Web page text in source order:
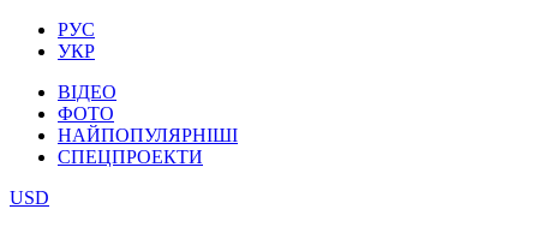
РУС
УКР
ВІДЕО
ФОТО
НАЙПОПУЛЯРНІШІ
СПЕЦПРОЕКТИ
USD